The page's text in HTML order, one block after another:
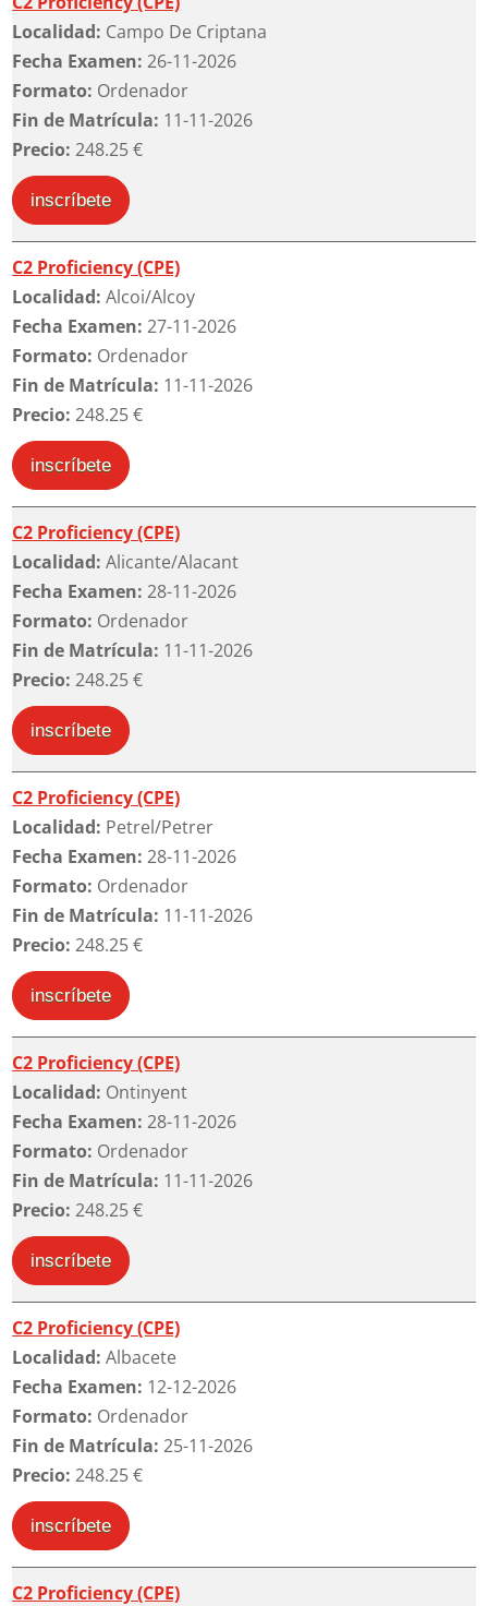
Localidad: Campo De Criptana
Fecha Examen:26-11-2026
Formato: Ordenador
Fin de Matrícula: 11-11-2026
Precio:248.25 €
inscríbete
C2 Proficiency (CPE)
Localidad: Alcoi/Alcoy
Fecha Examen:27-11-2026
Formato: Ordenador
Fin de Matrícula: 11-11-2026
Precio:248.25 €
inscríbete
C2 Proficiency (CPE)
Localidad: Alicante/Alacant
Fecha Examen:28-11-2026
Formato: Ordenador
Fin de Matrícula: 11-11-2026
Precio:248.25 €
inscríbete
C2 Proficiency (CPE)
Localidad: Petrel/Petrer
Fecha Examen:28-11-2026
Formato: Ordenador
Fin de Matrícula: 11-11-2026
Precio:248.25 €
inscríbete
C2 Proficiency (CPE)
Localidad: Ontinyent
Fecha Examen:28-11-2026
Formato: Ordenador
Fin de Matrícula: 11-11-2026
Precio:248.25 €
inscríbete
C2 Proficiency (CPE)
Localidad: Albacete
Fecha Examen: 12-12-2026
Formato: Ordenador
Fin de Matrícula:25-11-2026
Precio:248.25 €
inscríbete
C2 Proficiency (CPE)